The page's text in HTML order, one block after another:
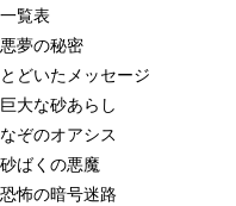
覧表
夢の秘密
どいたメッセージ
大な砂あらし
ぞのオアシス
ばくの悪魔
怖の暗号迷路